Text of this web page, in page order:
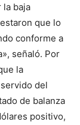
la baja
que lo
conforme a
señaló. Por
la
del
de balanza
positivo,